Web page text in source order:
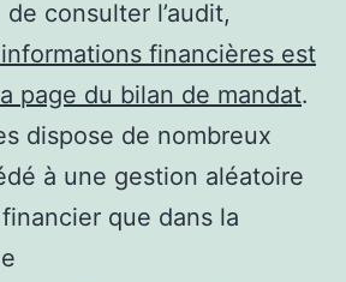
de consulter l’audit,
informations financières est
page du bilan de mandat.
dispose de nombreux
à une gestion aléatoire
que dans la